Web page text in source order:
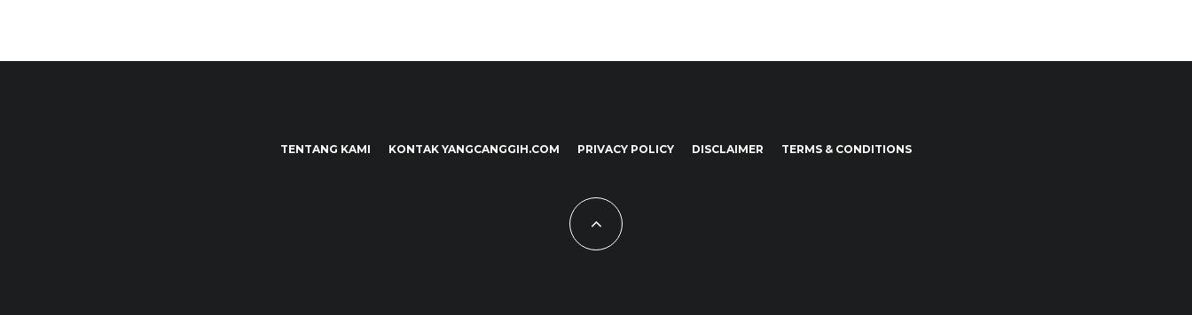
TENTANG KAMI KONTAK YANGCANGGIH.COM PRIVACY POLICY DISCLAIMER TERMS & CONDITIONS